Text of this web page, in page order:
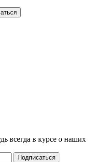
всегда в курсе о наших